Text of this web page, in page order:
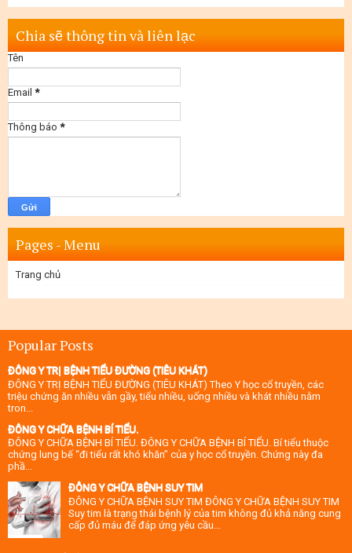
Chia sẽ thông tin và liên lạc
Tên
Email *
Thông báo *
Pages - Menu
Trang chủ
Popular Posts
ĐÔNG Y TRỊ BỆNH TIỂU ĐƯỜNG (TIÊU KHÁT)
ĐÔNG Y TRỊ BỆNH TIỂU ĐƯỜNG (TIÊU KHÁT) Theo Y học cổ truyền, các
triệu chứng ăn nhiều vẫn gầy, tiểu nhiều, uống nhiều và khát nhiều nằm
tron...
ĐÔNG Y CHỮA BỆNH BÍ TIỂU.
ĐÔNG Y CHỮA BỆNH BÍ TIỂU. ĐÔNG Y CHỮA BỆNH BÍ TIỂU. Bí tiểu thuộc
chứng lung bế “đi tiểu rất khó khăn” của y học cổ truyền. Chứng này đa
phầ...
ĐÔNG Y CHỮA BỆNH SUY TIM
ĐÔNG Y CHỮA BỆNH SUY TIM ĐÔNG Y CHỮA BỆNH SUY TIM
Suy tim là trạng thái bệnh lý của tim không đủ khả năng cung
cấp đủ máu để đáp ứng yêu cầu...